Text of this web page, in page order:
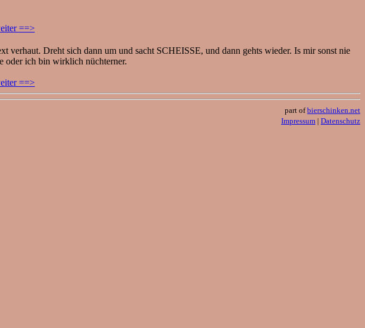
==>
verhaut. Dreht sich dann um und sacht SCHEISSE, und dann gehts wieder. Is mir sonst nie
oder ich bin wirklich nüchterner.
==>
part ofbierschinken.net
Impressum | Datenschutz